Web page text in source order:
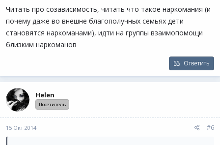
Читать про созависимость, читать что такое наркомания (и
почему даже во внешне благополучных семьях дети
становятся наркоманами), идти на группы взаимопомощи
близким наркоманов
Ответить
Helen
Посетитель
15 Окт 2014 #6